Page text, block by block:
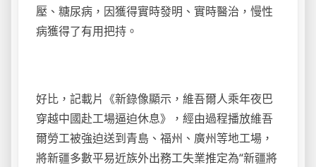
壓、糖尿病，因獲得實時發明、實時醫治，慢性
病獲得了有用把持。
好比，記載片《新錄像顯示，維吾爾人乘年夜巴
穿越中國赴工場逼迫休息》，經由過程播放維吾
爾勞工被強迫送到青島、福州、廣州等地工場，
將新疆多數平易近族外出務工失業推定為“新疆將